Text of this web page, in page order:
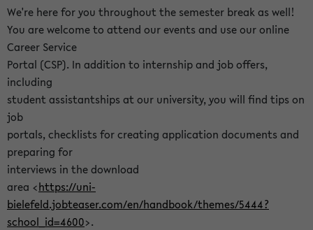
We're here for you throughout the semester break as well!
You are welcome to attend our events and use our online
Career Service
Portal (CSP). In addition to internship and job offers,
including
student assistantships at our university, you will find tips on
job
portals, checklists for creating application documents and
preparing for
interviews in the download
area <https://uni-
bielefeld.jobteaser.com/en/handbook/themes/5444?
school_id=4600>.